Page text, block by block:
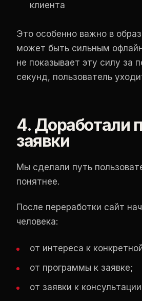
клиента
Это особенно важно в
может быть сильным
не показывает эту силу за
секунд, пользователь
4. Доработали
заявки
Мы сделали путь
понятнее.
После переработки сайт
человека:
от интереса к
от программы к заявке;
от заявки к